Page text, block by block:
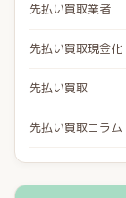
先払い買取業者
先払い買取現金化
先払い買取
先払い買取コラム